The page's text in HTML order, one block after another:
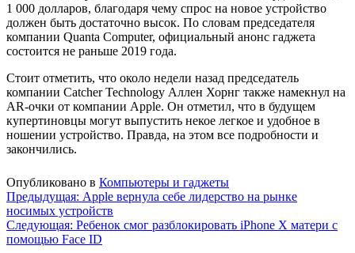
1 000 долларов, благодаря чему спрос на новое устройство
должен быть достаточно высок. По словам председателя
компании Quanta Computer, официальный анонс гаджета
состоится не раньше 2019 года.
Стоит отметить, что около недели назад председатель
компании Catcher Technology Аллен Хорнг также намекнул на
AR-очки от компании Apple. Он отметил, что в будущем
купертиновцы могут выпустить некое легкое и удобное в
ношении устройство. Правда, на этом все подробности и
закончились.
Опубликовано в Компьютеры и гаджеты
Навигация
по
записям
Предыдущая: Apple вернула себе лидерство на рынке
носимых устройств
Следующая: Ребенок смог разблокировать iPhone X матери с
помощью Face ID